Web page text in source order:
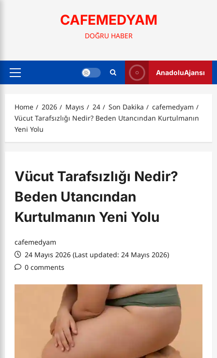
CAFEMEDYAM
DOĞRU HABER
Primary
AnadoluAjansı
Home 2026 Mayıs 24 Son Dakika
cafemedyam
Vücut Tarafsızlığı Nedir? Beden Utancından Kurtulmanın
Yeni Yolu
Vücut Tarafsızlığı Nedir?
Beden Utancından
Kurtulmanın Yeni Yolu
cafemedyam
24 Mayıs 2026 (Last updated: 24 Mayıs 2026)
0 comments